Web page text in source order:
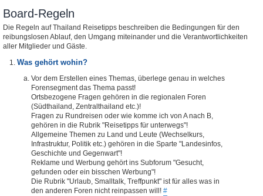
Board-Regeln
Die Regeln auf Thailand Reisetipps beschreiben die Bedingungen für den
reibungslosen Ablauf, den Umgang miteinander und die Verantwortlichkeiten
aller Mitglieder und Gäste.
Was gehört wohin?
Vor dem Erstellen eines Themas, überlege genau in welches
Forensegment das Thema passt!
Ortsbezogene Fragen gehören in die regionalen Foren
(Südthailand, Zentralthailand etc.)!
Fragen zu Rundreisen oder wie komme ich von A nach B,
gehören in die Rubrik "Reisetipps für unterwegs"!
Allgemeine Themen zu Land und Leute (Wechselkurs,
Infrastruktur, Politik etc.) gehören in die Sparte "Landesinfos,
Geschichte und Gegenwart"!
Reklame und Werbung gehört ins Subforum "Gesucht,
gefunden oder ein bisschen Werbung"!
Die Rubrik "Urlaub, Smalltalk, Treffpunkt" ist für alles was in
den anderen Foren nicht reinpassen will! #